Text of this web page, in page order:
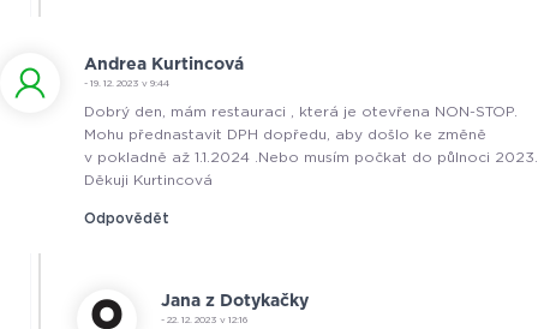
Andrea Kurtincová
- 19. 12. 2023 v 9:44
Dobrý den, mám restauraci , která je otevřena NON-STOP.
Mohu přednastavit DPH dopředu, aby došlo ke změně
v pokladně až 1.1.2024 .Nebo musím počkat do půlnoci 2023.
Děkuji Kurtincová
Odpovědět
Jana z Dotykačky
- 22. 12. 2023 v 12:16